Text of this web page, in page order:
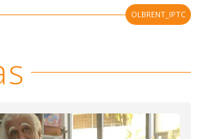
OLBRENT_IPTC